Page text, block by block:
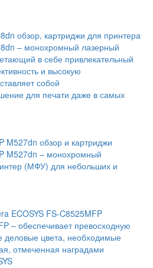
обзор, картриджи для принтера
– монохромный лазерный
в себе привлекательный
и высокую
собой
для печати даже в самых
M527dn обзор и картриджи
M527dn – монохромный
(МФУ) для небольших и
ECOSYS FS-C8525MFP
– обеспечивает превосходную
деловые цвета, необходимые
отмеченная наградами